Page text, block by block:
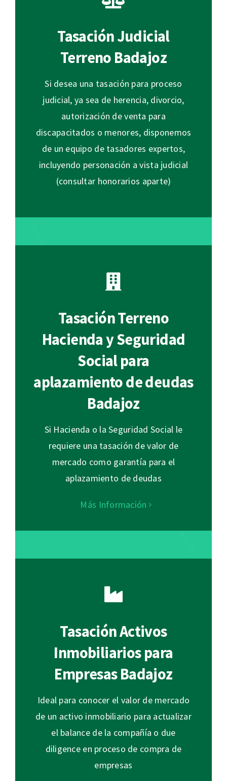
Tasación Judicial
Terreno Badajoz
Si desea una tasación para proceso
judicial, ya sea de herencia, divorcio,
autorización de venta para
discapacitados o menores, disponemos
de un equipo de tasadores expertos,
incluyendo personación a vista judicial
(consultar honorarios aparte)
Tasación Terreno
Hacienda y Seguridad
Social para
aplazamiento de deudas
Badajoz
Si Hacienda o la Seguridad Social le
requiere una tasación de valor de
mercado como garantía para el
aplazamiento de deudas
Más Información
Tasación Activos
Inmobiliarios para
Empresas Badajoz
Ideal para conocer el valor de mercado
de un activo inmobiliario para actualizar
el balance de la compañía o due
diligence en proceso de compra de
empresas